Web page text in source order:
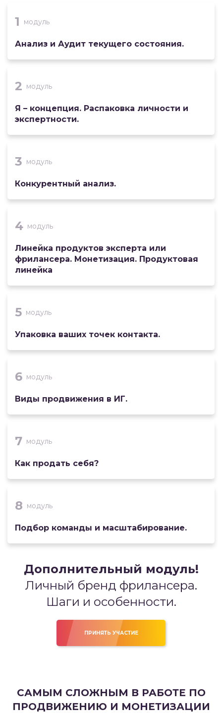
1 модуль
Анализ и Аудит текущего состояния.
2 модуль
Я – концепция. Распаковка личности и
экспертности.
3 модуль
Конкурентный анализ.
4 модуль
Линейка продуктов эксперта или
фрилансера. Монетизация. Продуктовая
линейка
5 модуль
Упаковка ваших точек контакта.
6 модуль
Виды продвижения в ИГ.
7 модуль
Как продать себя?
8 модуль
Подбор команды и масштабирование.
Дополнительный модуль!
Личный бренд фрилансера.
Шаги и особенности.
ПРИНЯТЬ УЧАСТИЕ
САМЫМ СЛОЖНЫМ В РАБОТЕ ПО
ПРОДВИЖЕНИЮ И МОНЕТИЗАЦИИ